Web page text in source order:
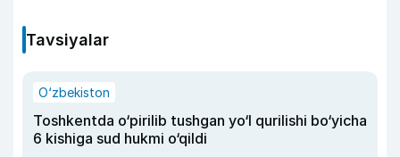
Tavsiyalar
O‘zbekiston
Toshkentda o‘pirilib tushgan yo‘l qurilishi bo‘yicha
6 kishiga sud hukmi o‘qildi